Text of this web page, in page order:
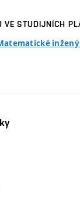
VE STUDIJNÍCH